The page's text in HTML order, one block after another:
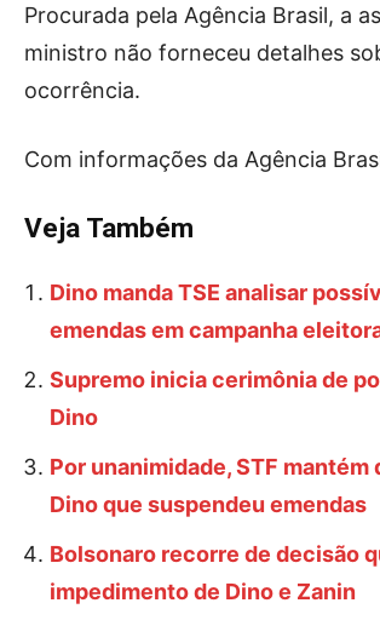
Procurada pela Agência Brasil, a
ministro não forneceu detalhes
ocorrência.
Com informações da Agência
Veja Também
Dino manda TSE analisar
emendas em campanha
Supremo inicia cerimônia de
Dino
Por unanimidade, STF mantém
Dino que suspendeu emendas
Bolsonaro recorre de decisão
impedimento de Dino e Zanin